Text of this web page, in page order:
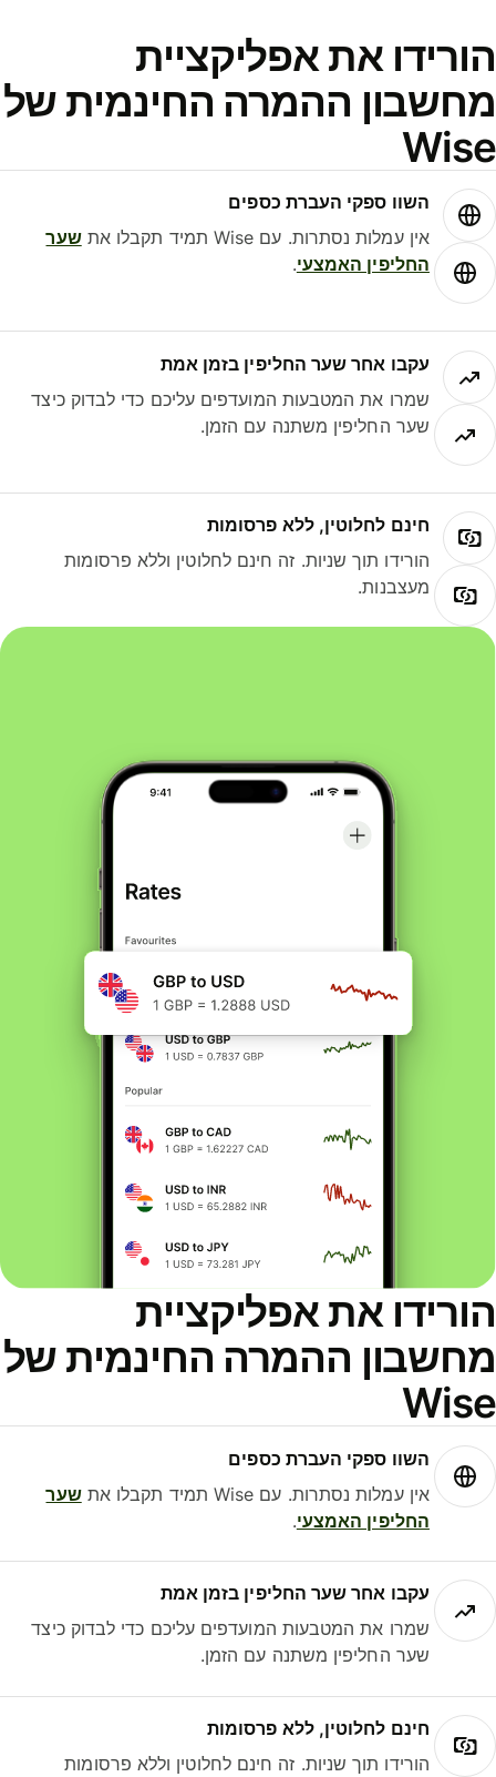
את אפליקציית
ההמרה החינמית של
השוו ספקי העברת כספים
אין עמלות נסתרות. עם Wise תמיד תקבלו את
שער
החליפין האמצעי.
עקבו אחר שער החליפין בזמן אמת
שמרו את המטבעות המועדפים עליכם כדי לבדוק כיצד
שער החליפין משתנה עם הזמן.
חינם לחלוטין, ללא פרסומות
הורידו תוך שניות. זה חינם לחלוטין וללא פרסומות
מעצבנות.
את אפליקציית
ההמרה החינמית של
השוו ספקי העברת כספים
אין עמלות נסתרות. עם Wise תמיד תקבלו את
שער
החליפין האמצעי.
עקבו אחר שער החליפין בזמן אמת
שמרו את המטבעות המועדפים עליכם כדי לבדוק כיצד
שער החליפין משתנה עם הזמן.
חינם לחלוטין, ללא פרסומות
הורידו תוך שניות. זה חינם לחלוטין וללא פרסומות